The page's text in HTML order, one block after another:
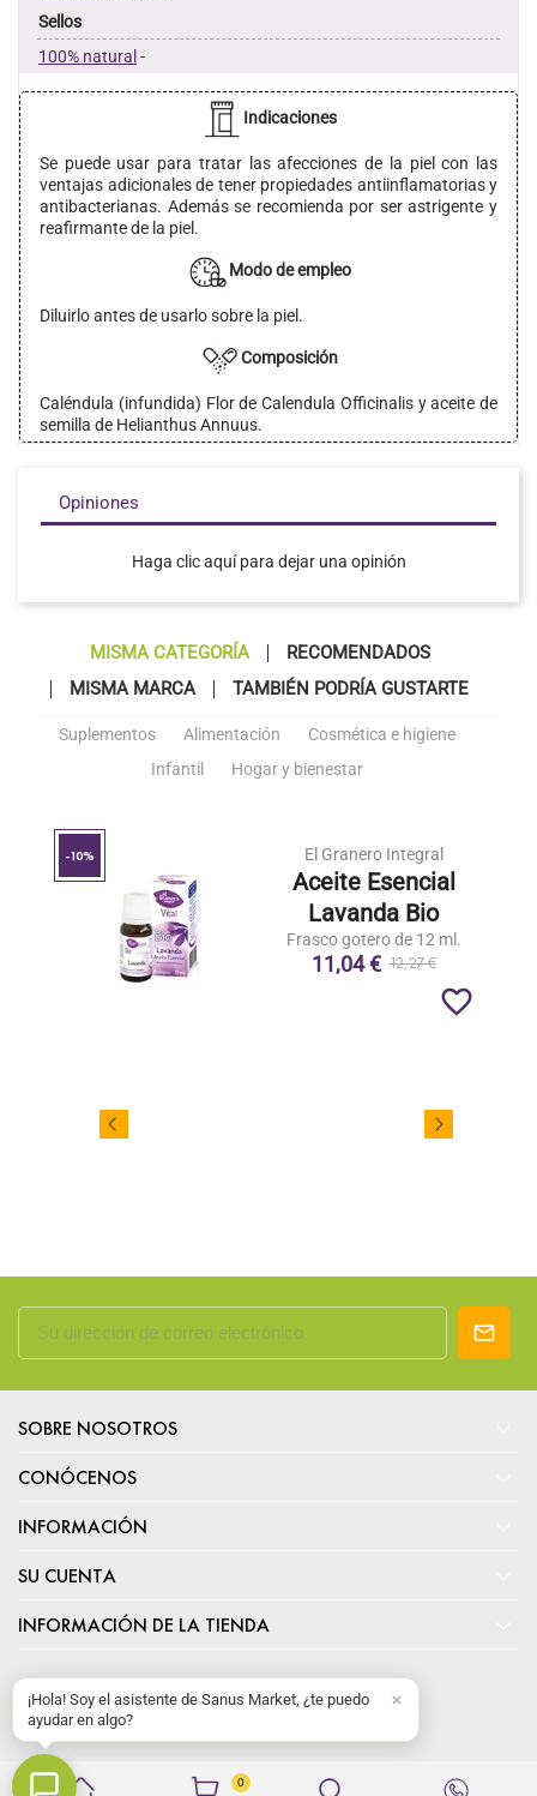
0
Sellos
100% natural-
Indicaciones
Se puede usar para tratar las afecciones de la piel con las
ventajas adicionales de tener propiedades antiinflamatorias y
antibacterianas. Además se recomienda por ser astrigente y
reafirmante de la piel.
Modo de empleo
Diluirlo antes de usarlo sobre la piel.
Composición
Caléndula (infundida) Flor de Calendula Officinalis y aceite de
semilla de Helianthus Annuus.
Opiniones
Haga clic aquí para dejar una opinión
MISMA CATEGORÍA
RECOMENDADOS
MISMA MARCA
TAMBIÉN PODRÍA GUSTARTE
Suplementos Alimentación
Cosmética e higiene
Infantil
Hogar y bienestar
-10% El Granero Integral
Aceite Esencial
Lavanda Bio
Frasco gotero de 12 ml.
11,04 € 12,27 €
favorite_border
SOBRE NOSOTROS
CONÓCENOS
INFORMACIÓN
SU CUENTA
INFORMACIÓN DE LA TIENDA
¡Hola! Soy el asistente de Sanus Market, ¿te puedo
ayudar en algo?